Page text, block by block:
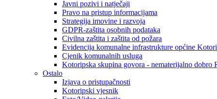
Javni pozivi i natječaji
Pravo na pristup informacijama
Strategija imovine i razvoja
GDPR-zaštita osobnih podataka
Civilna zaštita i zaštita od požara
Evidencija komunalne infrastrukture općine
Cjenik komunalnih usluga
Kotoripska skupina govora - nematerijalno dobro
Ostalo
Izjava o pristupačnosti
Kotoripski vjesnik